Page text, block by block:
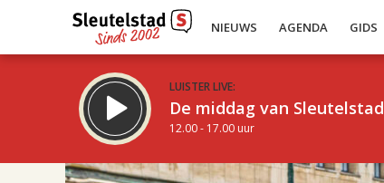
NIEUWS AGENDA GIDS
LUISTER LIVE:
De middag van Sleutelstad
12.00 - 17.00 uur